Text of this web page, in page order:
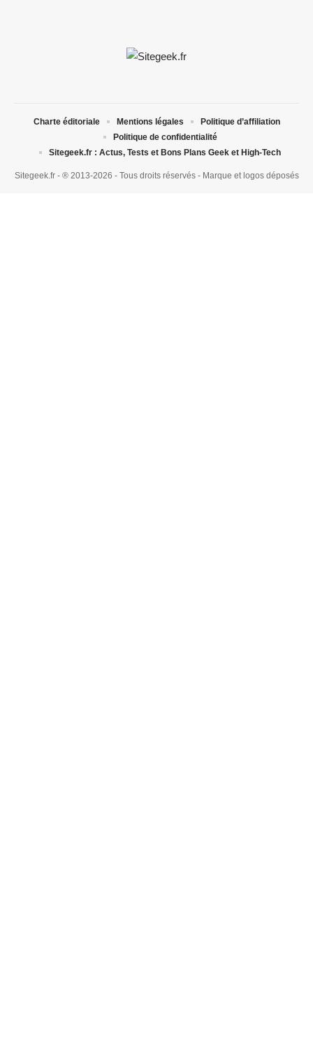
Sitegeek.fr - ® 2013-2026 - Tous droits réservés - Marque et logos déposés
Charte éditoriale Mentions légales
Politique d’affiliation
Politique de confidentialité
Sitegeek.fr : Actus, Tests et Bons Plans Geek et High-Tech